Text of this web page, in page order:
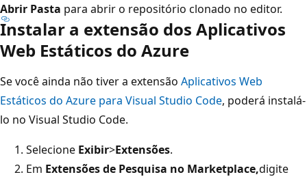
Abrir Pasta para abrir o repositório clonado no editor.
Instalar a extensão dos Aplicativos
Web Estáticos do Azure
Se você ainda não tiver a extensão Aplicativos Web
Estáticos do Azure para Visual Studio Code, poderá instalá-
lo no Visual Studio Code.
Selecione Exibir>Extensões.
Em Extensões de Pesquisa no Marketplace,digite